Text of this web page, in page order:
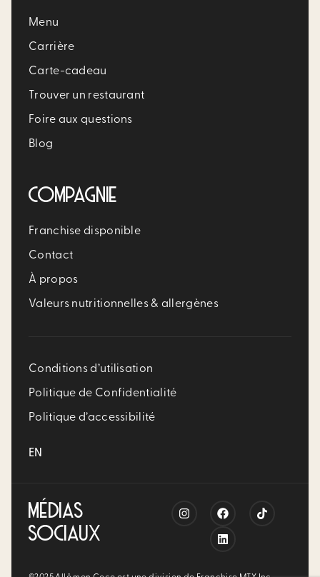
Menu
Carrière​
Carte-cadeau
Trouver un restaurant​
Foire aux questions
Blog
COMPAGNIE
Franchise disponible
Contact
À propos
Valeurs nutritionnelles & allergènes
Conditions d’utilisation
Politique de Confidentialité
Politique d’accessibilité
EN
MÉDIAS
SOCIAUX